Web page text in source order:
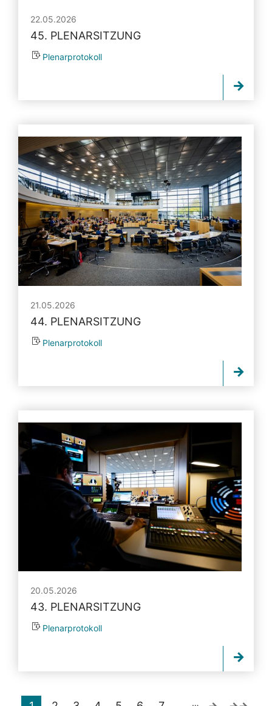
22.05.2026
45. PLENARSITZUNG
Plenarprotokoll
21.05.2026
44. PLENARSITZUNG
Plenarprotokoll
20.05.2026
43. PLENARSITZUNG
Plenarprotokoll
…